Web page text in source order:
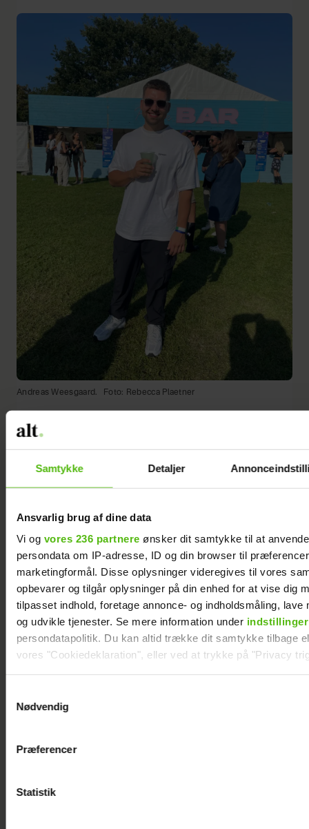
Samtykke Detaljer
Ansvarlig brug af dine data
Vi og vores 236 partnere ønsker dit samtykke til at
persondata om IP-adresse, ID og din browser til
marketingformål. Disse oplysninger videregives til vores
opbevarer og tilgår oplysninger på din enhed for at vise dig
tilpasset indhold, foretage annonce- og indholdsmåling, lave
og udvikle tjenester. Se mere information under indstillinger
persondatapolitik. Du kan altid trække dit samtykke tilbage
vores "Cookiedeklaration", eller ved at trykke på "Privacy
Vi anvender egne cookies og cookies fra tredjeparter til at
generere statistik og huske dine præferencer samt til brug
Nødvendig
Præferencer
Statistik
Andreas Weesgaard. Foto: Rebecca Plaetner